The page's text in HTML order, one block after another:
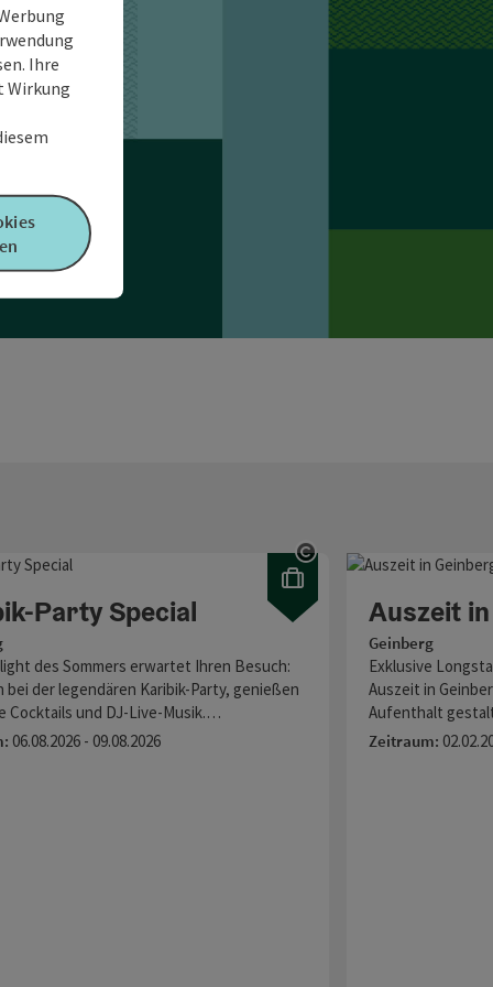
Copyright öffnen
Party Special
des Sommers erwartet Ihren Besuch:
bei der legendären Karibik-Party, genießen
Cocktails und DJ-Live-Musik.…
06.08.2026 - 09.08.2026
Auszeit
Geinberg
Exklusive
Auszeit in
Aufenthalt
Zeitraum:
Ihre
Wirkung